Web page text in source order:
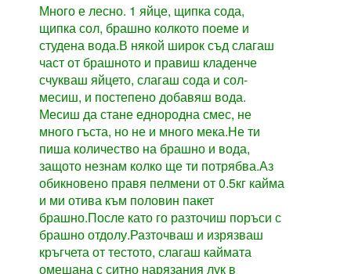
Много е лесно. 1 яйце, щипка сода,
щипка сол, брашно колкото поеме и
студена вода.В някой широк съд слагаш
част от брашното и правиш кладенче
счукваш яйцето, слагаш сода и сол-
месиш, и постепено добавяш вода.
Месиш да стане еднородна смес, не
много гъста, но не и много мека.Не ти
пиша количество на брашно и вода,
защото незнам колко ще ти потрябва.Аз
обикновено правя пелмени от 0.5кг кайма
и ми отива към половин пакет
брашно.После като го разточиш поръси с
брашно отдолу.Разточваш и изрязваш
кръгчета от тестото, слагаш каймата
омешана с ситно нарязания лук в